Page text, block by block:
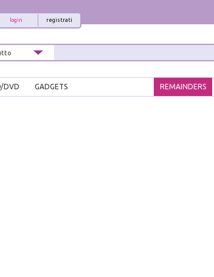
registrati
login
DVD GADGETS REMAINDERS
Sarai